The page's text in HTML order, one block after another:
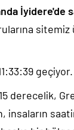
İyidere'de
sitemiz
geçiyor.
derecelik,
insaların